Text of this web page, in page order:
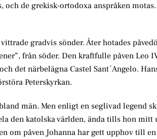
och de grekisk-ortodoxa anspråken
gradvis sönder. Åter hotades
från söder. Den kraftfulle påven Leo
det närbelägna Castel Sant´Angelo.
Peterskyrkan.
män. Men enligt en seglivad legend
den katolska världen, ända tills hon
om påven Johanna har gett upphov till